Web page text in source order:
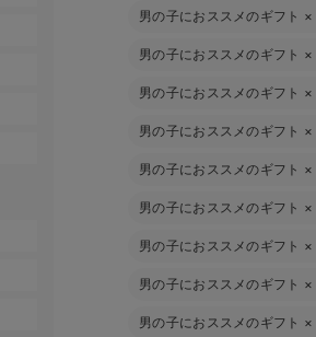
男の子におススメのギフト ×
男の子におススメのギフト ×
男の子におススメのギフト ×
男の子におススメのギフト ×
男の子におススメのギフト ×
男の子におススメのギフト ×
男の子におススメのギフト ×
男の子におススメのギフト ×
男の子におススメのギフト ×